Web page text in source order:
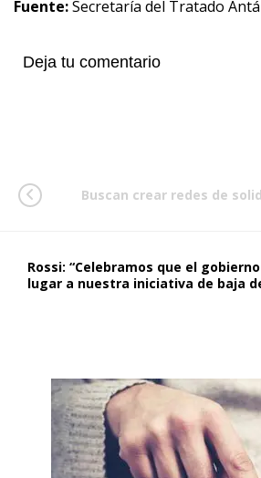
Fuente:Secretaría del Tratado
Deja tu comentario
Buscan crear redes de
Rossi: “Celebramos que el
lugar a nuestra iniciativa de baja